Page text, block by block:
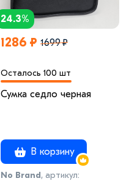
24.3%
1286 ₽ 1699 ₽
Осталось 100 шт
Сумка седло черная
В корзину
No Brand, артикул: